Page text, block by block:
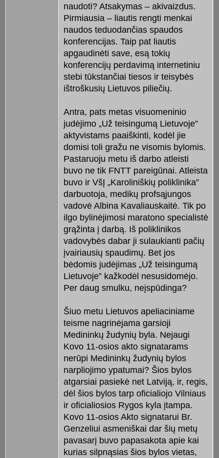
naudoti? Atsakymas – akivaizdus.
Pirmiausia – liautis rengti menkai
naudos teduodančias spaudos
konferencijas. Taip pat liautis
apgaudinėti save, esą tokių
konferencijų perdavimą internetiniu
stebi tūkstančiai tiesos ir teisybės
ištroškusių Lietuvos piliečių.
Antra, pats metas visuomeninio
judėjimo „Už teisingumą Lietuvoje”
aktyvistams paaiškinti, kodėl jie
domisi toli gražu ne visomis bylomis.
Pastaruoju metu iš darbo atleisti
buvo ne tik FNTT pareigūnai. Atleista
buvo ir VšĮ „Karoliniškių poliklinika”
darbuotoja, medikų profsąjungos
vadovė Albina Kavaliauskaitė. Tik po
ilgo bylinėjimosi maratono specialistė
grąžinta į darbą. Iš poliklinikos
vadovybės dabar ji sulaukianti pačių
įvairiausių spaudimų. Bet jos
bėdomis judėjimas „Už teisingumą
Lietuvoje” kažkodėl nesusidomėjo.
Per daug smulku, neįspūdinga?
Šiuo metu Lietuvos apeliaciniame
teisme nagrinėjama garsioji
Medininkų žudynių byla. Nejaugi
Kovo 11-osios akto signatarams
nerūpi Medininkų žudynių bylos
narpliojimo ypatumai? Šios bylos
atgarsiai pasiekė net Latviją, ir, regis,
dėl šios bylos tarp oficialiojo Vilniaus
ir oficialiosios Rygos kyla įtampa.
Kovo 11-osios Akto signatarui Br.
Genzeliui asmeniškai dar šių metų
pavasarį buvo papasakota apie kai
kurias silpnąsias šios bylos vietas,